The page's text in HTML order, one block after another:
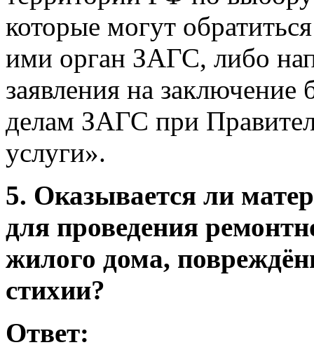
которые могут
ими орган ЗАГС, либо
заявления на заключение
делам ЗАГС при
услуги».
5. Оказывается ли
для проведения
жилого дома,
стихии?
Ответ: